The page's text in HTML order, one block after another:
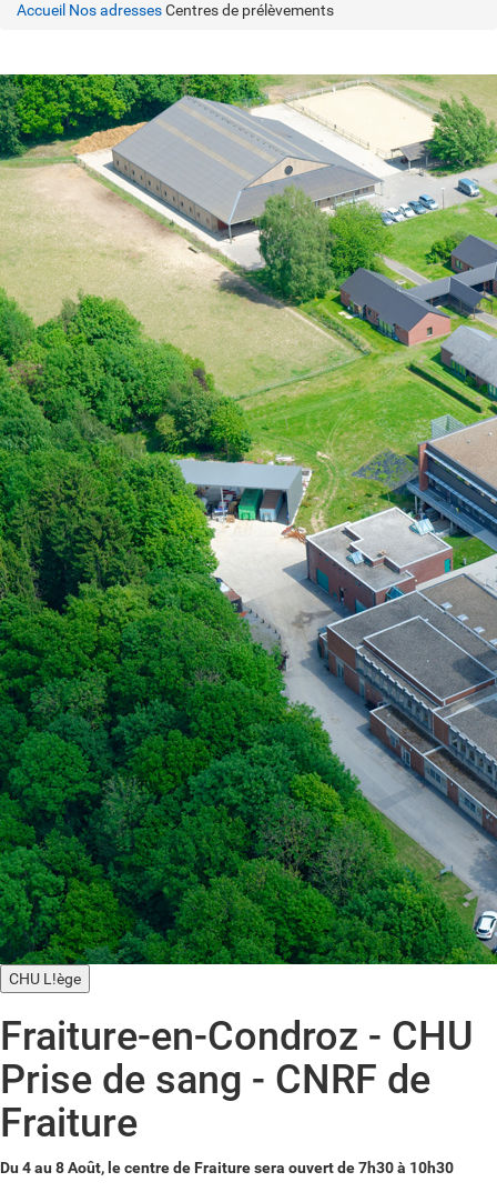
Accueil Nos adressesCentres de prélèvements
CHU L!ège
Fraiture-en-Condroz - CHU
Prise de sang - CNRF de
Fraiture
Du 4 au 8 Août, le centre de Fraiture sera ouvert de 7h30 à 10h30